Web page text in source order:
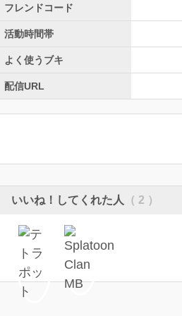
フレンドコード
活動時間帯
よく使うブキ
配信URL
いいね！してくれた人 （ 2 ）